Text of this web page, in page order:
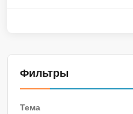
Фильтры
Тема